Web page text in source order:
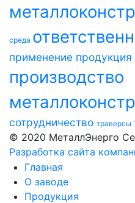
среда
применение продукция
производство
сотрудничество траверсы
© 2020 МеталлЭнерго
Разработка сайта
Главная
О заводе
Продукция